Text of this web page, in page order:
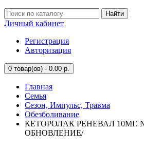
Найти
Личный кабинет
Регистрация
Авторизация
0 товар(ов) - 0.00 р.
Главная
Семья
Сезон, Импульс, Травма
Обезболивание
КЕТОРОЛАК РЕНЕВАЛ 10МГ.
ОБНОВЛЕНИЕ/